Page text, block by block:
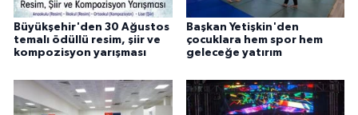
Büyükşehir'den 30 Ağustos
temalı ödüllü resim, şiir ve
kompozisyon yarışması
Başkan Yetişkin'den
çocuklara hem spor hem
geleceğe yatırım